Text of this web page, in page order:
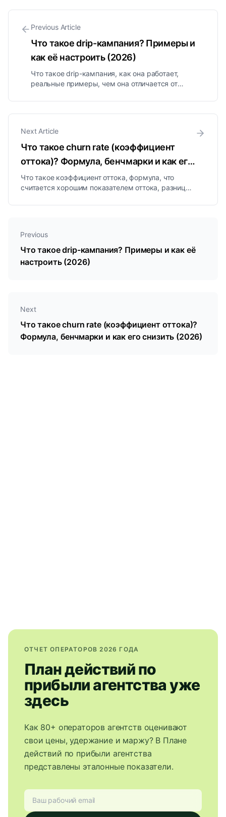
Previous Article
Что такое drip-кампания? Примеры и
как её настроить (2026)
Что такое drip-кампания, как она работает,
реальные примеры, чем она отличается от
такую, которая конвертирует, объяснено просто.
Next Article
Что такое churn rate (коэффициент
оттока)? Формула, бенчмарки и как его
снизить (2026)
Что такое коэффициент оттока, формула, что
считается хорошим показателем оттока, разница
проверенные способы его снижения.
Previous
Что такое drip-кампания? Примеры и как её
настроить (2026)
Next
Что такое churn rate (коэффициент оттока)?
Формула, бенчмарки и как его снизить (2026)
ОТЧЕТ ОПЕРАТОРОВ 2026 ГОДА
План действий по
прибыли агентства уже
здесь
Как 80+ операторов агентств оценивают
свои цены, удержание и маржу? В Плане
действий по прибыли агентства
представлены эталонные показатели.